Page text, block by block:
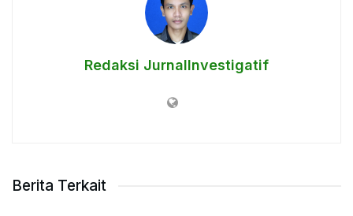
Redaksi JurnalInvestigatif
Berita Terkait